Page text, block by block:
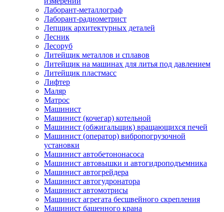
Лаборант-металлограф
Лаборант-радиометрист
Лепщик архитектурных деталей
Лесник
Лесоруб
Литейщик металлов и сплавов
Литейщик на машинах для литья под давлением
Литейщик пластмасс
Лифтер
Маляр
Матрос
Машинист
Машинист (кочегар) котельной
Машинист (обжигальщик) вращающихся печей
Машинист (оператор) вибропогрузочной
установки
Машинист автобетононасоса
Машинист автовышки и автогидроподъемника
Машинист автогрейдера
Машинист автогудронатора
Машинист автомотрисы
Машинист агрегата бесшвейного скрепления
Машинист башенного крана